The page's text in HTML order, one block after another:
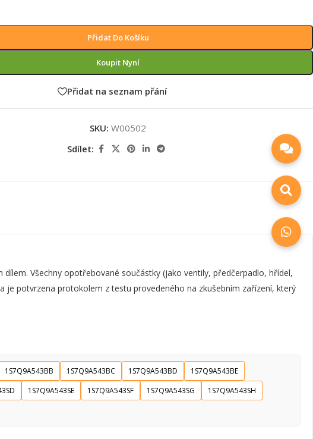
Přidat Do Košíku
Koupit Nyní
Přidat na seznam přání
SKU: W00502
Sdílet:
Všechny opotřebované součástky (jako ventily, předčerpadlo, hřídel,
je potvrzena protokolem z testu provedeného na zkušebním zařízení, který
1S7Q9A543BB 1S7Q9A543BC 1S7Q9A543BD
1S7Q9A543BE
1S7Q9A543SE 1S7Q9A543SF 1S7Q9A543SG
1S7Q9A543SH